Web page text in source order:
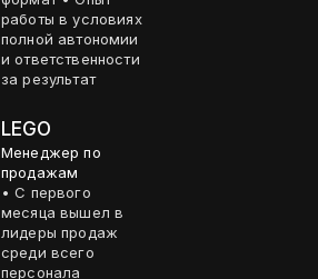
работы в условиях
полной автономии
и ответственности
за результат
LEGO
Менеджер по
продажам
• С первого
месяца вышел в
лидеры продаж
среди всего
персонала